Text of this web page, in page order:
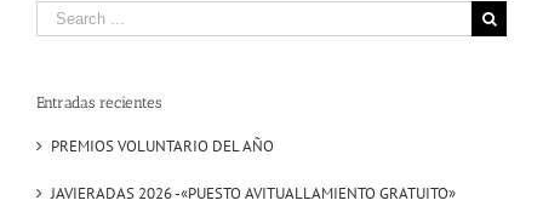
Search
for:
Entradas recientes
PREMIOS VOLUNTARIO DEL AÑO
JAVIERADAS 2026 -«PUESTO AVITUALLAMIENTO GRATUITO»